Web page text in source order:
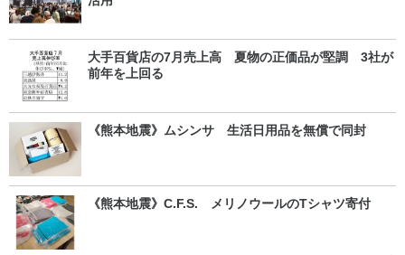
大手百貨店の7月売上高 夏物の正価品が堅調 3社が
前年を上回る
《熊本地震》ムシンサ 生活日用品を無償で同封
《熊本地震》C.F.S. メリノウールのTシャツ寄付